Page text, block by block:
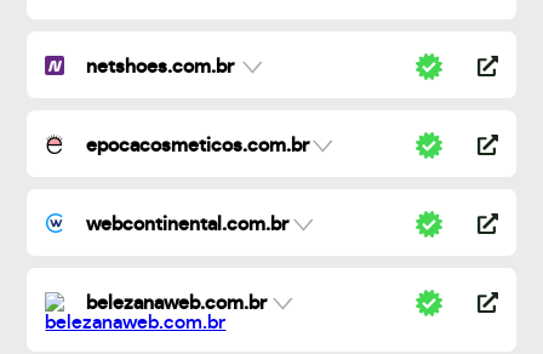
netshoes.com.br
epocacosmeticos.com.br
webcontinental.com.br
belezanaweb.com.br